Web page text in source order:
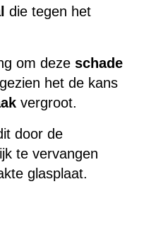
die tegen het
om deze schade
het de kans
vergroot.
door de
te vervangen
glasplaat.